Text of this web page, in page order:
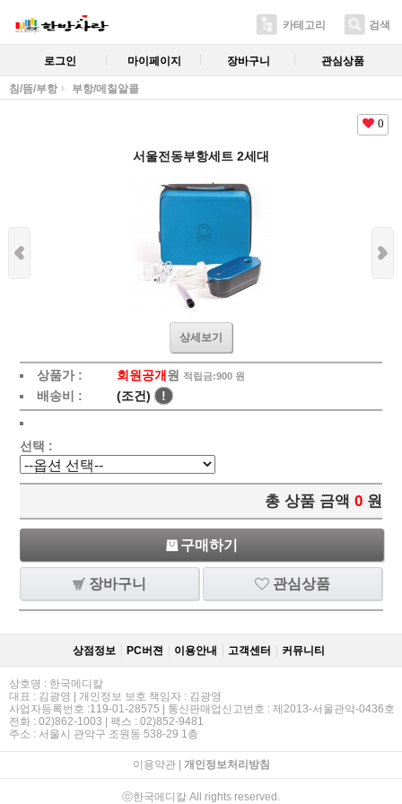
카테고리 검색
로그인 마이페이지 장바구니 관심상품
침/뜸/부항 부항/메칠알콜
0
서울전동부항세트 2세대
상세보기
상품가 : 회원공개 원 적립금:900 원
배송비 : (조건) !
선택 :
총 상품 금액 0 원
구매하기
장바구니 관심상품
상점정보 PC버젼 이용안내 고객센터 커뮤니티
상호명 : 한국메디칼
대표 : 김광영 | 개인정보 보호 책임자 : 김광영
사업자등록번호 :119-01-28575 | 통신판매업신고번호 : 제2013-서울관악-0436호
전화 : 02)862-1003 | 팩스 : 02)852-9481
주소 : 서울시 관악구 조원동 538-29 1층
이용약관| 개인정보처리방침
ⓒ한국메디칼 All rights reserved.